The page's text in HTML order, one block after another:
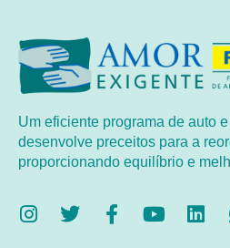
Um eficiente programa de auto
desenvolve preceitos para a
proporcionando equilíbrio e